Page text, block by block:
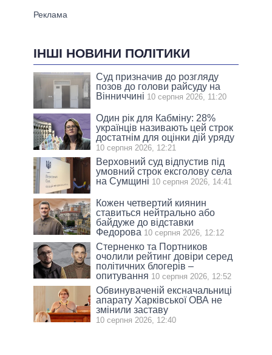
ІНШІ НОВИНИ ПОЛІТИКИ
Суд призначив до розгляду
позов до голови райсуду на
Вінниччині 10 серпня 2026, 11:20
Один рік для Кабміну: 28%
українців називають цей строк
достатнім для оцінки дій уряду
10 серпня 2026, 12:21
Верховний суд відпустив під
умовний строк ексголову села
на Сумщині 10 серпня 2026, 14:41
Кожен четвертий киянин
ставиться нейтрально або
байдуже до відставки
Федорова 10 серпня 2026, 12:12
Стерненко та Портников
очолили рейтинг довіри серед
політичних блогерів –
опитування 10 серпня 2026, 12:52
Обвинуваченій ексначальниці
апарату Харківської ОВА не
змінили заставу
10 серпня 2026, 12:40